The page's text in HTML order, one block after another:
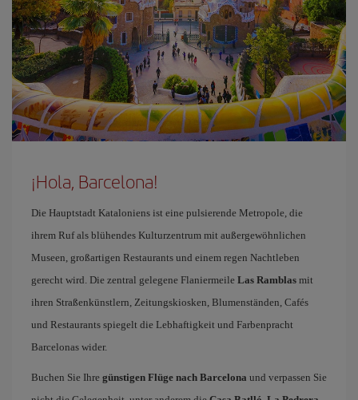
¡Hola, Barcelona!
Die Hauptstadt Kataloniens ist eine pulsierende Metropole, die
ihrem Ruf als blühendes Kulturzentrum mit außergewöhnlichen
Museen, großartigen Restaurants und einem regen Nachtleben
gerecht wird. Die zentral gelegene Flaniermeile Las Ramblas mit
ihren Straßenkünstlern, Zeitungskiosken, Blumenständen, Cafés
und Restaurants spiegelt die Lebhaftigkeit und Farbenpracht
Barcelonas wider.
Buchen Sie Ihre günstigen Flüge nach Barcelona und verpassen Sie